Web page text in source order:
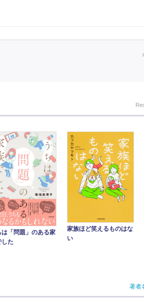
は「問題」のある家
した
家族ほど笑えるものはな
い
著者